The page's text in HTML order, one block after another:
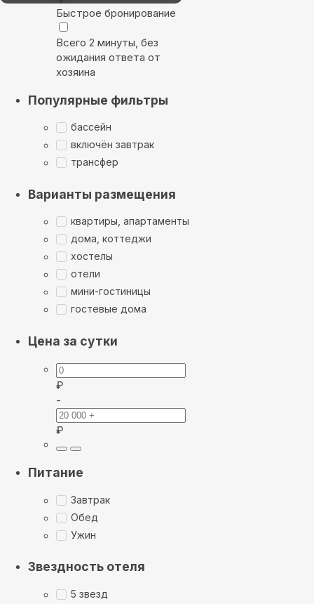
Быстрое бронирование
Всего 2 минуты, без
ожидания ответа от
хозяина
Популярные фильтры
бассейн
включён завтрак
трансфер
Варианты размещения
квартиры, апартаменты
дома, коттеджи
хостелы
отели
мини-гостиницы
гостевые дома
Цена за сутки
₽
-
₽
Питание
Завтрак
Обед
Ужин
Звездность отеля
5 звезд